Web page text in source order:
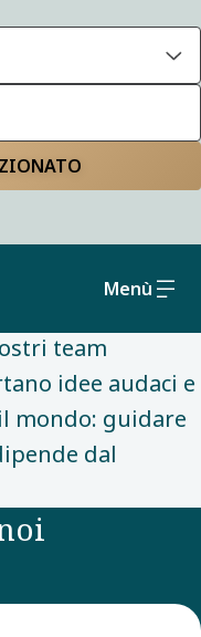
Menù
i mondi:
di
la libertà di
team
idee audaci e
mondo: guidare
dal